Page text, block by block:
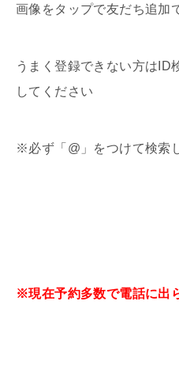
画像をタップで友だち追加
うまく登録できない方はID
してください
※必ず「@」をつけて検索
※現在予約多数で電話に出